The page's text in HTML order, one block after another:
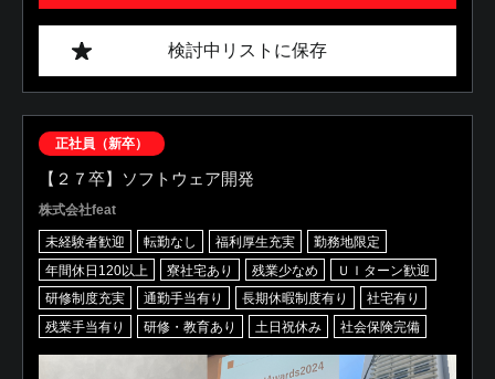
検討中リストに保存
正社員（新卒）
【２７卒】ソフトウェア開発
株式会社feat
未経験者歓迎 転勤なし 福利厚生充実
勤務地限定
年間休日120以上
寮社宅あり 残業少なめ
ＵＩターン歓迎
研修制度充実
通勤手当有り 長期休暇制度有り
社宅有り
残業手当有り
研修・教育あり 土日祝休み 社会保険完備